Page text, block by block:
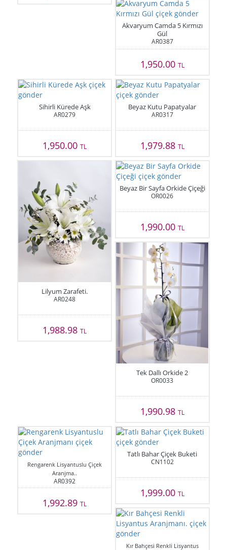
Akvaryum Camda 5 Kırmızı
Gül
AR0387
1,950.00 TL
Sihirli Kürede Aşk
AR0279
1,950.00TL
Beyaz Kutu Papatyalar
AR0317
1,979.88 TL
Lilyum Zarafeti.
AR0248
1,988.98TL
Beyaz Bir Sayfa Orkide Çiçeği
OR0026
1,990.00 TL
Tek Dallı Orkide 2
OR0033
1,990.98 TL
Rengarenk Lisyantuslu Çiçek
Aranjma..
AR0392
1,992.89TL
Tatlı Bahar Çiçek Buketi
CN1102
1,999.00 TL
Kır Bahçesi Renkli Lisyantus